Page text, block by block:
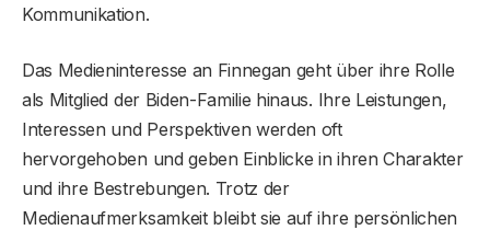
Kommunikation.
Das Medieninteresse an Finnegan geht über ihre Rolle
als Mitglied der Biden-Familie hinaus. Ihre Leistungen,
Interessen und Perspektiven werden oft
hervorgehoben und geben Einblicke in ihren Charakter
und ihre Bestrebungen. Trotz der
Medienaufmerksamkeit bleibt sie auf ihre persönlichen